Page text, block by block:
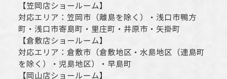
【笠岡店ショールーム】
対応エリア： 笠岡市（離島を除く） ・ 浅口市鴨方
町・ 浅口市寄島町・里庄町・ 井原市 ・矢掛町
【倉敷店ショールーム】
対応エリア： 倉敷市 （倉敷地区・水島地区（連島町
を除く）・児島地区）・早島町
【岡山店ショールーム】